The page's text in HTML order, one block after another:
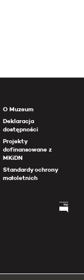
O Muzeum
Deklaracja
dostępności
Projekty
dofinansowane z
MKiDN
Standardy ochrony
małoletnich